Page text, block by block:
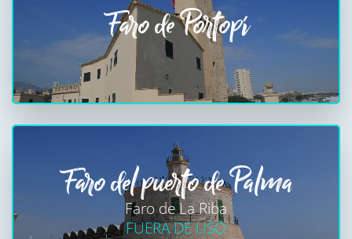
Faro de Portopí
Faro del puerto de Palma
Faro de La Riba
FUERA DE USO